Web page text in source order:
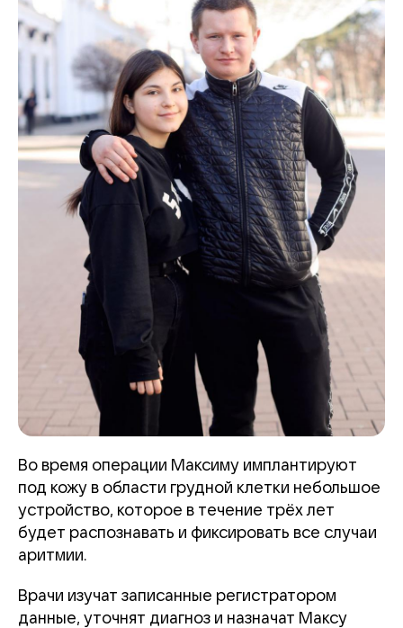
Во время операции Максиму имплантируют
под кожу в области грудной клетки небольшое
устройство, которое в течение трёх лет
будет распознавать и фиксировать все случаи
аритмии.
Врачи изучат записанные регистратором
данные, уточнят диагноз и назначат Максу